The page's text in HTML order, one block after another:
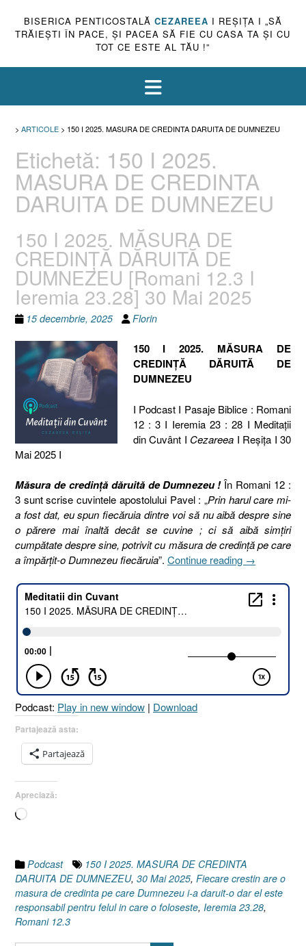
BISERICA PENTICOSTALĂ CEZAREEA I REŞIŢA I „SĂ
TRĂIEŞTI ÎN PACE, ŞI PACEA SĂ FIE CU CASA TA ŞI CU
TOT CE ESTE AL TĂU !”
> ARTICOLE > 150 I 2025. MASURA DE CREDINTA DARUITA DE DUMNEZEU
Etichetă: 150 I 2025.
MASURA DE CREDINTA
DARUITA DE DUMNEZEU
150 I 2025. MĂSURA DE
CREDINȚĂ DĂRUITĂ DE
DUMNEZEU [Romani 12.3 I
Ieremia 23.28] 30 Mai 2025
15 decembrie, 2025 Florin
150 I 2025. MĂSURA DE
CREDINȚĂ DĂRUITĂ DE
DUMNEZEU
I Podcast I Pasaje Biblice : Romani
12 : 3 I Ieremia 23 : 28 I Meditaţii
din Cuvânt I Cezareea I Reşiţa I 30
Mai 2025 I
Măsura de credință dăruită de Dumnezeu ! În Romani 12 :
3 sunt scrise cuvintele apostolului Pavel : „Prin harul care mi-
a fost dat, eu spun fiecăruia dintre voi să nu aibă despre sine
o părere mai înaltă decât se cuvine ; ci să aibă simţiri
cumpătate despre sine, potrivit cu măsura de credinţă pe care
a împărţit-o Dumnezeu fiecăruia”. Continue reading „150
2025.
MĂSURA
DUMNEZEU
[Romani
→
Podcast: Play in new window | Download
Partajează asta:
Partajează
Apreciază:
Încarc...
Podcast
150 I 2025. MASURA DE CREDINTA
DARUITA DE DUMNEZEU, 30 Mai 2025, Fiecare crestin are o
masura de credinta pe care Dumnezeu i-a daruit-o dar el este
responsabil pentru felul in care o foloseste, Ieremia 23.28,
Romani 12.3